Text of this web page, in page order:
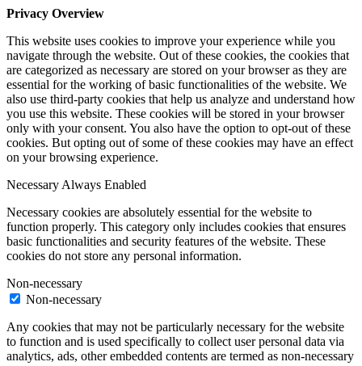
Privacy Overview
This website uses cookies to improve your experience while you
navigate through the website. Out of these cookies, the cookies that
are categorized as necessary are stored on your browser as they are
essential for the working of basic functionalities of the website. We
also use third-party cookies that help us analyze and understand how
you use this website. These cookies will be stored in your browser
only with your consent. You also have the option to opt-out of these
cookies. But opting out of some of these cookies may have an effect
on your browsing experience.
NecessaryAlways Enabled
Necessary cookies are absolutely essential for the website to
function properly. This category only includes cookies that ensures
basic functionalities and security features of the website. These
cookies do not store any personal information.
Non-necessary
Non-necessary
Any cookies that may not be particularly necessary for the website
to function and is used specifically to collect user personal data via
analytics, ads, other embedded contents are termed as non-necessary